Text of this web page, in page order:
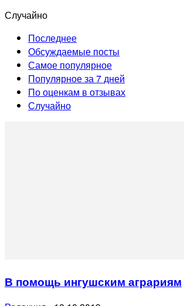
Случайно
Последнее
Обсуждаемые посты
Самое популярное
Популярное за 7 дней
По оценкам в отзывах
Случайно
В помощь ингушским аграриям